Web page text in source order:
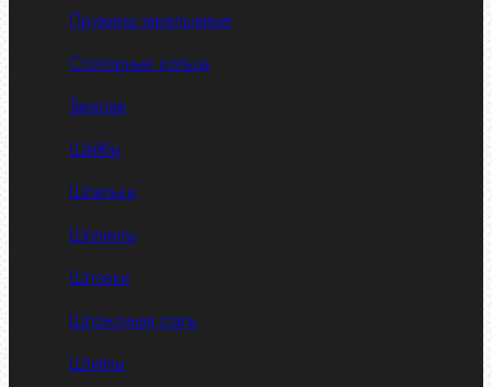
Пружины тарельчатые
Стопорные кольца
Такелаж
Шайбы
Шпильки
Шплинты
Шпонки
Шпоночная сталь
Штифты